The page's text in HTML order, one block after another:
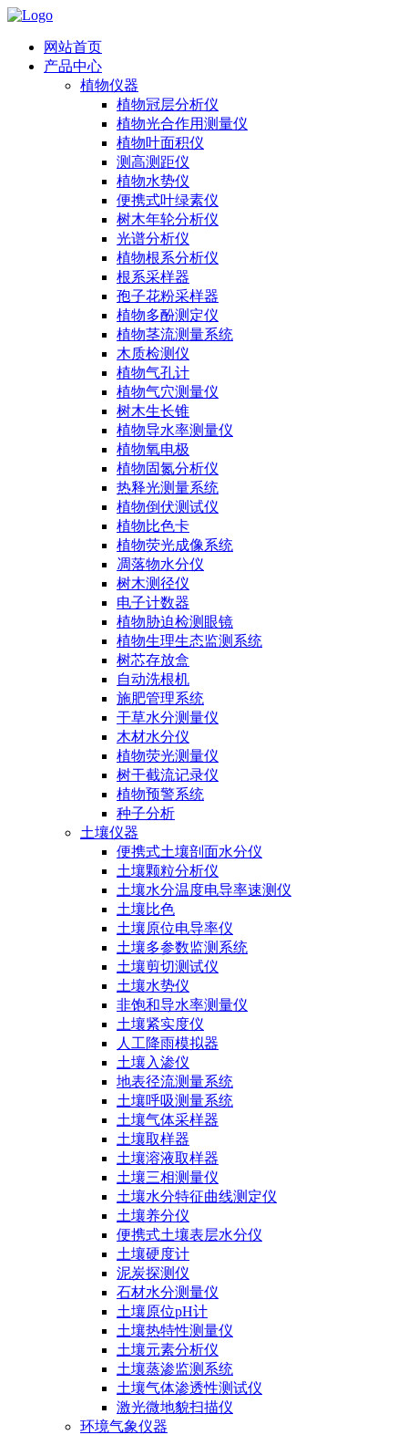
网站首页
产品中心
植物仪器
植物冠层分析仪
植物光合作用测量仪
植物叶面积仪
测高测距仪
植物水势仪
便携式叶绿素仪
树木年轮分析仪
光谱分析仪
植物根系分析仪
根系采样器
孢子花粉采样器
植物多酚测定仪
植物茎流测量系统
木质检测仪
植物气孔计
植物气穴测量仪
树木生长锥
植物导水率测量仪
植物氧电极
植物固氮分析仪
热释光测量系统
植物倒伏测试仪
植物比色卡
植物荧光成像系统
凋落物水分仪
树木测径仪
电子计数器
植物胁迫检测眼镜
植物生理生态监测系统
树芯存放盒
自动洗根机
施肥管理系统
干草水分测量仪
木材水分仪
植物荧光测量仪
树干截流记录仪
植物预警系统
种子分析
土壤仪器
便携式土壤剖面水分仪
土壤颗粒分析仪
土壤水分温度电导率速测仪
土壤比色
土壤原位电导率仪
土壤多参数监测系统
土壤剪切测试仪
土壤水势仪
非饱和导水率测量仪
土壤紧实度仪
人工降雨模拟器
土壤入渗仪
地表径流测量系统
土壤呼吸测量系统
土壤气体采样器
土壤取样器
土壤溶液取样器
土壤三相测量仪
土壤水分特征曲线测定仪
土壤养分仪
便携式土壤表层水分仪
土壤硬度计
泥炭探测仪
石材水分测量仪
土壤原位pH计
土壤热特性测量仪
土壤元素分析仪
土壤蒸渗监测系统
土壤气体渗透性测试仪
激光微地貌扫描仪
环境气象仪器